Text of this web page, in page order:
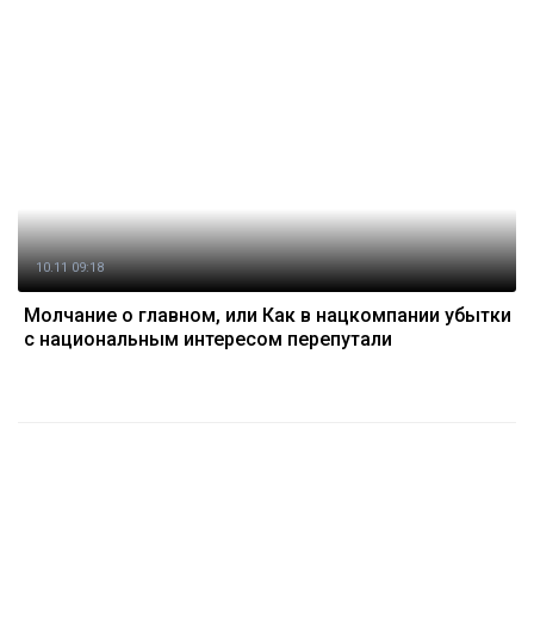
10.11 09:18
Молчание о главном, или Как в нацкомпании убытки
с национальным интересом перепутали